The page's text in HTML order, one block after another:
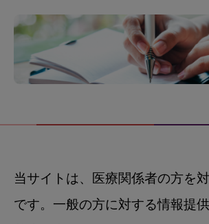
当サイトは、医療関係者の方を
です。一般の方に対する情報提